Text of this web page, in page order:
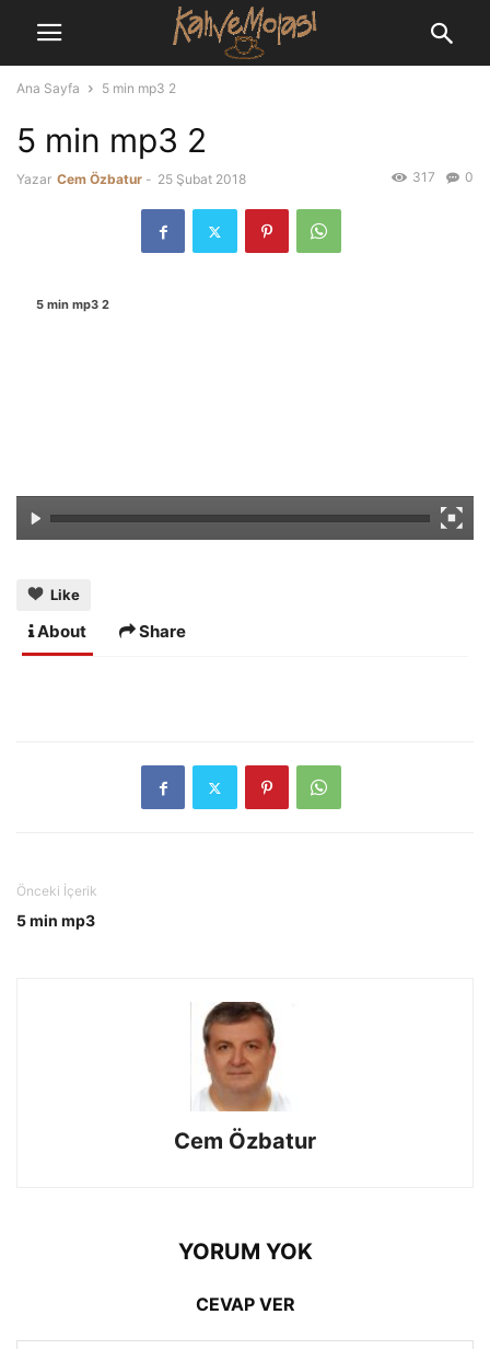
Ana Sayfa 5 min mp3 2
5 min mp3 2
Yazar Cem Özbatur - 25 Şubat 2018 0
317
5 min mp3 2
Like
About Share
Önceki İçerik
5 min mp3
Cem Özbatur
YORUM YOK
CEVAP VER